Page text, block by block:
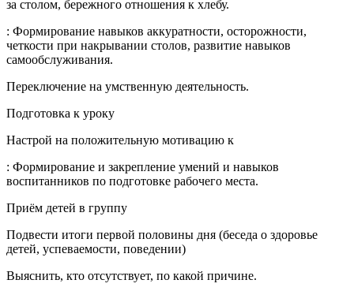
за столом, бережного отношения к хлебу.
: Формирование навыков аккуратности, осторожности,
четкости при накрывании столов, развитие навыков
самообслуживания.
Переключение на умственную деятельность.
Подготовка к уроку
Настрой на положительную мотивацию к
: Формирование и закрепление умений и навыков
воспитанников по подготовке рабочего места.
Приём детей в группу
Подвести итоги первой половины дня (беседа о здоровье
детей, успеваемости, поведении)
Выяснить, кто отсутствует, по какой причине.